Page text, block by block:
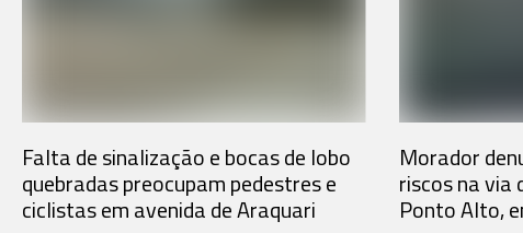
Falta de sinalização e bocas de lobo
quebradas preocupam pedestres e
ciclistas em avenida de Araquari
Morador
riscos na via
Ponto Alto,